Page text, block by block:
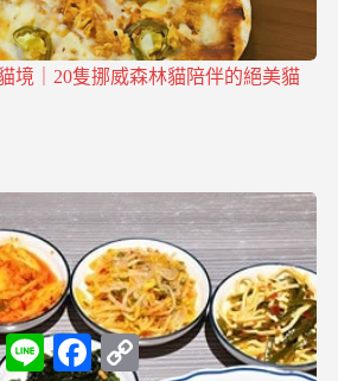
境｜20隻挪威森林貓陪伴的絕美貓
L
i
F
a
C
o